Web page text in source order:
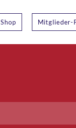
Shop Mitglieder-